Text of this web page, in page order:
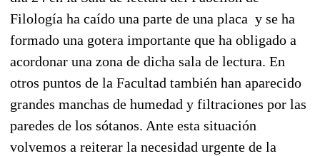
Filología ha caído una parte de una placa y se ha
formado una gotera importante que ha obligado a
acordonar una zona de dicha sala de lectura. En
otros puntos de la Facultad también han aparecido
grandes manchas de humedad y filtraciones por las
paredes de los sótanos. Ante esta situación
volvemos a reiterar la necesidad urgente de la